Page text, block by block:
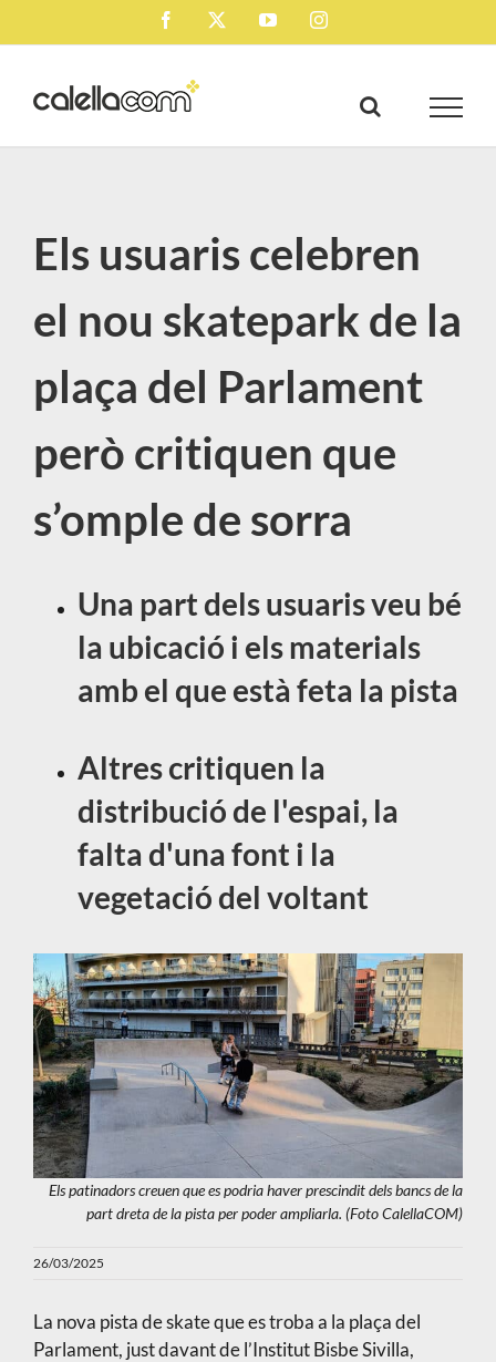
to
Facebook YouTubeInstagram
Els usuaris celebren
el nou skatepark de la
plaça del Parlament
però critiquen que
s’omple de sorra
Una part dels usuaris veu bé
la ubicació i els materials
amb el que està feta la pista
Altres critiquen la
distribució de l'espai, la
falta d'una font i la
vegetació del voltant
Els patinadors creuen que es podria haver prescindit dels bancs de la
part dreta de la pista per poder ampliarla. (Foto CalellaCOM)
26/03/2025
La nova pista de skate que es troba a la plaça del
Parlament, just davant de l’Institut Bisbe Sivilla,